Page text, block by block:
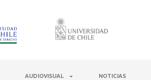
AUDIOVISUAL NOTICIAS